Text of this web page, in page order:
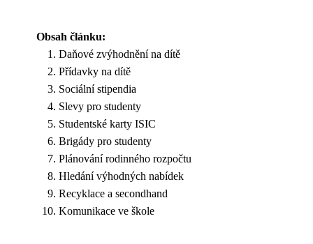
Obsah článku:
Daňové zvýhodnění na dítě
Přídavky na dítě
Sociální stipendia
Slevy pro studenty
Studentské karty ISIC
Brigády pro studenty
Plánování rodinného rozpočtu
Hledání výhodných nabídek
Recyklace a secondhand
Komunikace ve škole